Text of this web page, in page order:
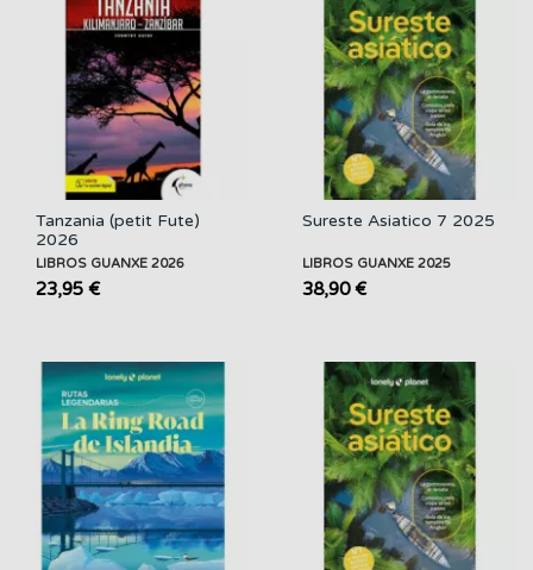
Tanzania (petit Fute)
2026
LIBROS GUANXE 2026
23,95 €
Sureste Asiatico 7 2025
LIBROS GUANXE 2025
38,90 €